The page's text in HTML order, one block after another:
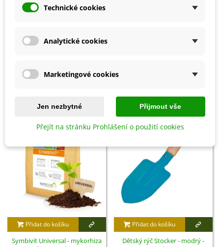
Půda je nejvhodnějšíhlinitá
Přidat do košíku
Symbivit Universal - mykorhiza
Přidat do košíku
Dětský rýč Stocker - modrý -
Technické cookies
Analytické cookies
Marketingové cookies
Jen nezbytné Přijmout vše
Přejít na stránku Prohlášení o použití cookies